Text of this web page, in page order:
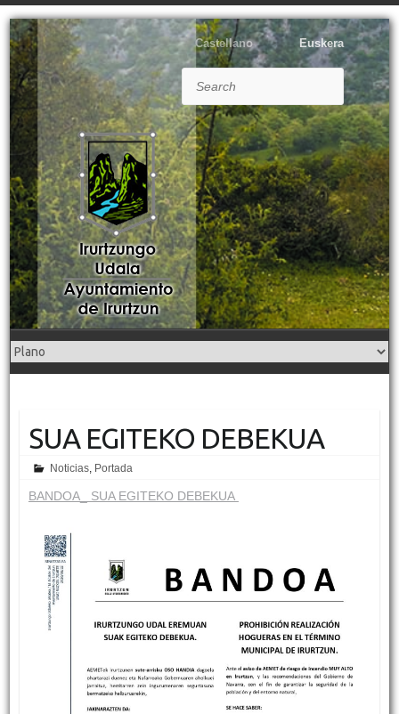
Castellano Euskera
SUA EGITEKO DEBEKUA
Noticias, Portada
BANDOA_ SUA EGITEKO DEBEKUA